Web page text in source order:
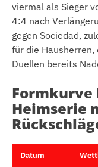
viermal als Sieger
4:4 nach
gegen Sociedad,
für die Hausherren,
Duellen bereits
Formkurve
Heimserie
Datum